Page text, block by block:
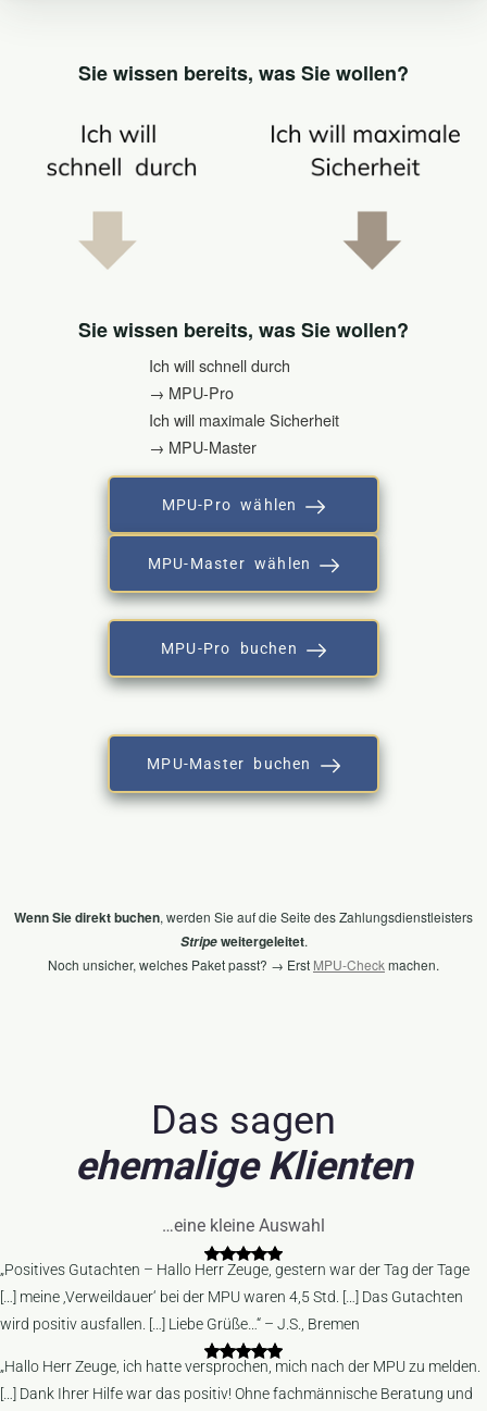
Sie wissen bereits, was Sie wollen?
Sie wissen bereits, was Sie wollen?
Ich will schnell durch
→ MPU-Pro
Ich will maximale Sicherheit
→ MPU-Master
MPU-Pro wählen
MPU-Master wählen
MPU-Pro buchen
MPU-Master buchen
Wenn Sie direkt buchen, werden Sie auf die Seite des Zahlungsdienstleisters
Stripeweitergeleitet.
Noch unsicher, welches Paket passt? → Erst MPU-Checkmachen.
Das sagen
ehemalige Klienten
…eine kleine Auswahl
„Positives Gutachten – Hallo Herr Zeuge, gestern war der Tag der Tage
[…] meine ‚Verweildauer‘ bei der MPU waren 4,5 Std. […] Das Gutachten
wird positiv ausfallen. […] Liebe Grüße…“ – J.S., Bremen
„Hallo Herr Zeuge, ich hatte versprochen, mich nach der MPU zu melden.
[…] Dank Ihrer Hilfe war das positiv! Ohne fachmännische Beratung und